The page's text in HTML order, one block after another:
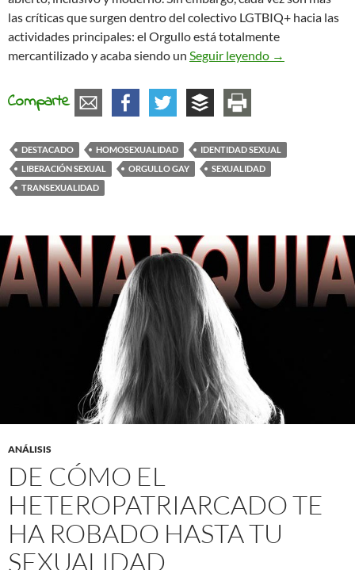
las críticas que surgen dentro del colectivo LGTBIQ+ hacia las
actividades principales: el Orgullo está totalmente
mercantilizado y acaba siendo un Seguir leyendo 50 años
→
Comparte
DESTACADO HOMOSEXUALIDAD
IDENTIDAD SEXUAL
LIBERACIÓN SEXUAL
ORGULLO GAY
SEXUALIDAD
TRANSEXUALIDAD
ANÁLISIS
DE CÓMO EL
HETEROPATRIARCADO TE
HA ROBADO HASTA TU
SEXUALIDAD